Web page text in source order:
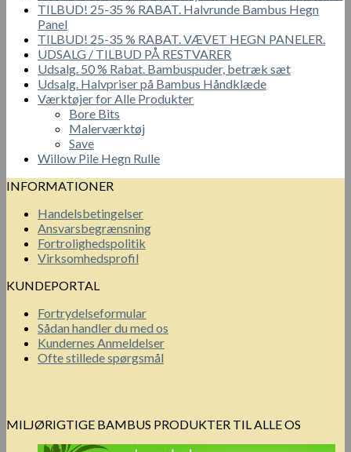
TILBUD! 25-35 % RABAT. Halvrunde Bambus Hegn
Panel
TILBUD! 25-35 % RABAT. VÆVET HEGN PANELER.
UDSALG / TILBUD PÅ RESTVARER
Udsalg. 50 % Rabat. Bambuspuder, betræk sæt
Udsalg. Halvpriser på Bambus Håndklæde
Værktøjer for Alle Produkter
Bore Bits
Malerværktøj
Save
Willow Pile Hegn Rulle
INFORMATIONER
Handelsbetingelser
Ansvarsbegrænsning
Fortrolighedspolitik
Virksomhedsprofil
KUNDEPORTAL
Fortrydelseformular
Sådan handler du med os
Kundernes Anmeldelser
Ofte stillede spørgsmål
MILJØRIGTIGE BAMBUS PRODUKTER TIL ALLE OS